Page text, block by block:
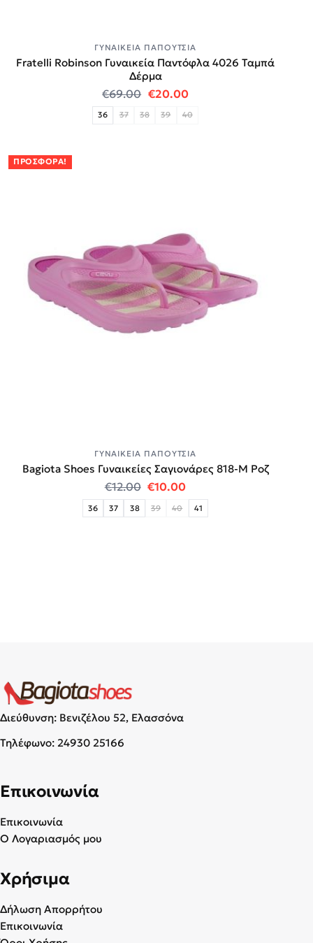
ΓΥΝΑΙΚΕΊΑ ΠΑΠΟΎΤΣΙΑ
Fratelli Robinson Γυναικεία Παντόφλα 4026 Ταμπά
Δέρμα
€69.00 Original price was: €69.00.
€20.00Η τρέχουσα τιμή
36 37 38 39 40
ΠΡΟΣΦΟΡΆ!
ΓΥΝΑΙΚΕΊΑ ΠΑΠΟΎΤΣΙΑ
Bagiota Shoes Γυναικείες Σαγιονάρες 818-Μ Ροζ
€12.00 Original price was: €12.00.
€10.00Η τρέχουσα τιμή
36 37 38 39 40 41
Διεύθυνση: Βενιζέλου 52, Ελασσόνα
Τηλέφωνο: 24930 25166
Επικοινωνία
Επικοινωνία
Ο Λογαριασμός μου
Χρήσιμα
Δήλωση Απορρήτου
Επικοινωνία